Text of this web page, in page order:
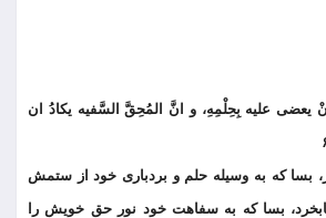
اَنْ یعضی علیه بِحِلْمِهِ، و انَّ المُحِقَّ السَّفیه یکادُ ان
بسا که به وسیله حلم و بردباری خود از ستمش
بسا که به سفاهت خود نور حق خویش را